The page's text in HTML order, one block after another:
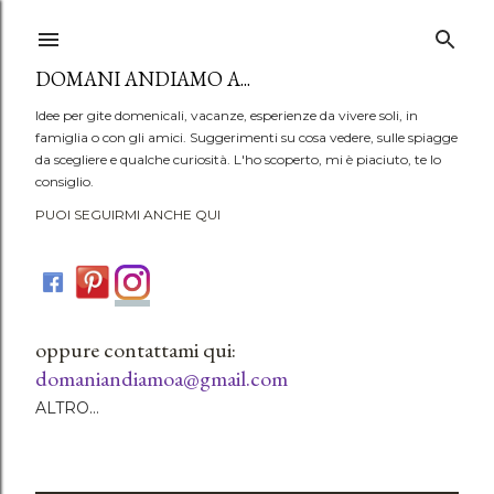
DOMANI ANDIAMO A...
Idee per gite domenicali, vacanze, esperienze da vivere soli, in
famiglia o con gli amici. Suggerimenti su cosa vedere, sulle spiagge
da scegliere e qualche curiosità. L'ho scoperto, mi è piaciuto, te lo
consiglio.
PUOI SEGUIRMI ANCHE QUI
oppure contattami qui:
domaniandiamoa@gmail.com
ALTRO…